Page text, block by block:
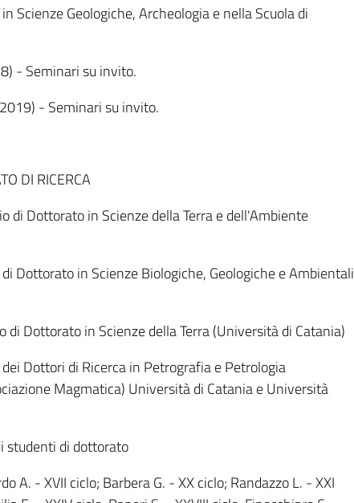
Scienze Geologiche, Archeologia e nella Scuola di
- Seminari su invito.
- Seminari su invito.
DI RICERCA
di Dottorato in Scienze della Terra e dell'Ambiente
Dottorato in Scienze Biologiche, Geologiche e Ambientali
Dottorato in Scienze della Terra (Università di Catania)
Dottori di Ricerca in Petrografia e Petrologia
Magmatica) Università di Catania e Università
studenti di dottorato
A. - XVII ciclo; Barbera G. - XX ciclo; Randazzo L. - XXI